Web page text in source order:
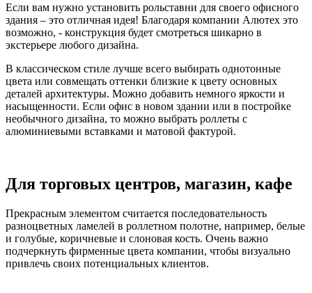
Если вам нужно установить рольставни для своего офисного
здания – это отличная идея! Благодаря компании Алютех это
возможно, - конструкция будет смотреться шикарно в
экстерьере любого дизайна.
В классическом стиле лучше всего выбирать однотонные
цвета или совмещать оттенки близкие к цвету основных
деталей архитектуры. Можно добавить немного яркости и
насыщенности. Если офис в новом здании или в постройке
необычного дизайна, то можно выбрать роллеты с
алюминиевыми вставками и матовой фактурой.
Для торговых центров, магазин, кафе
Прекрасным элементом считается последовательность
разноцветных ламелей в роллетном полотне, например, белые
и голубые, коричневые и слоновая кость. Очень важно
подчеркнуть фирменные цвета компании, чтобы визуально
привлечь своих потенциальных клиентов.